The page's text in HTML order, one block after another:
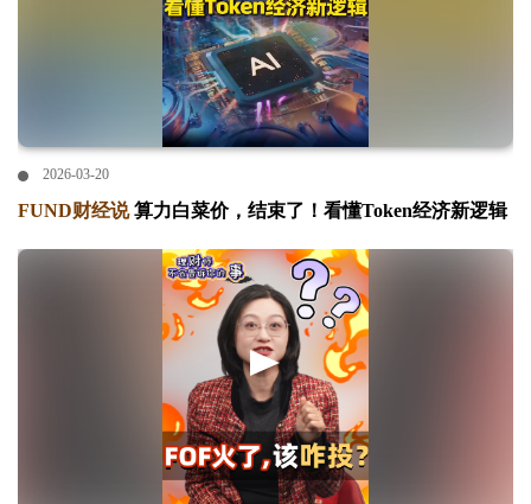
2026-03-20
FUND财经说算力白菜价，结束了！看懂Token经济新逻辑